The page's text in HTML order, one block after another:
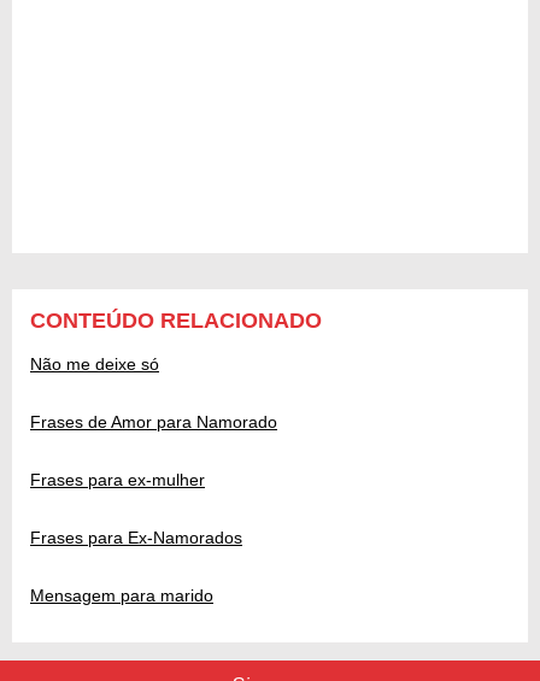
CONTEÚDO RELACIONADO
Não me deixe só
Frases de Amor para Namorado
Frases para ex-mulher
Frases para Ex-Namorados
Mensagem para marido